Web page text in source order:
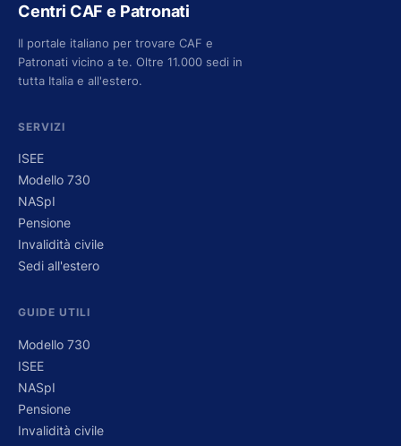
Centri CAF e Patronati
Il portale italiano per trovare CAF e
Patronati vicino a te. Oltre 11.000 sedi in
tutta Italia e all'estero.
SERVIZI
ISEE
Modello 730
NASpI
Pensione
Invalidità civile
Sedi all'estero
GUIDE UTILI
Modello 730
ISEE
NASpI
Pensione
Invalidità civile